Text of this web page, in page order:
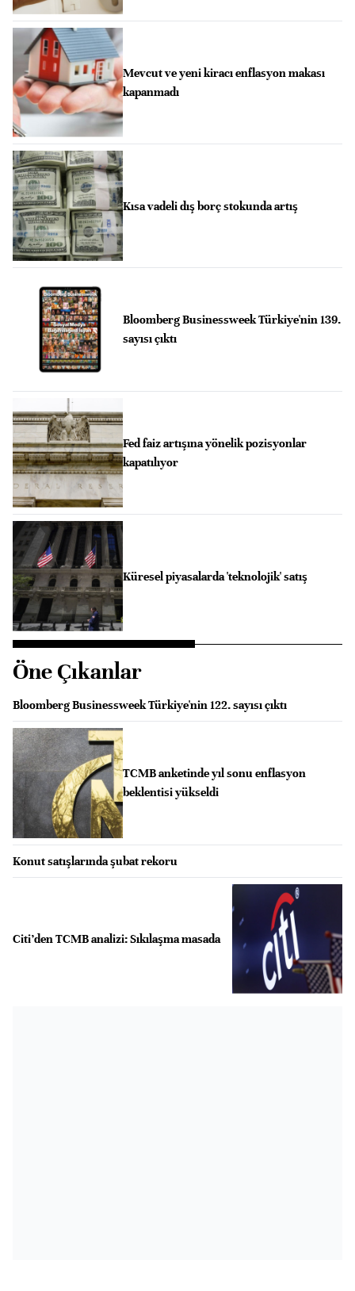
Mevcut ve yeni kiracı enflasyon makası
kapanmadı
Kısa vadeli dış borç stokunda artış
Bloomberg Businessweek Türkiye'nin 139.
sayısı çıktı
Fed faiz artışına yönelik pozisyonlar
kapatılıyor
Küresel piyasalarda 'teknolojik' satış
Öne Çıkanlar
Bloomberg Businessweek Türkiye'nin 122. sayısı çıktı
TCMB anketinde yıl sonu enflasyon
beklentisi yükseldi
Konut satışlarında şubat rekoru
Citi’den TCMB analizi: Sıkılaşma masada